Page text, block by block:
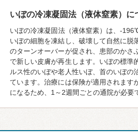
いぼの冷凍凝固法（液体窒素）に
いぼの冷凍凝固法（液体窒素）は、-
いぼの細胞を凍結し、破壊して自然に脱
のターンオーバーが促され、患部のかさ
で新しい皮膚が再生します。いぼの標準
ルス性のいぼや老人性いぼ、首のいぼの
ています。治療には保険が適用されます
になるため、1～2週間ごとの通院が必要